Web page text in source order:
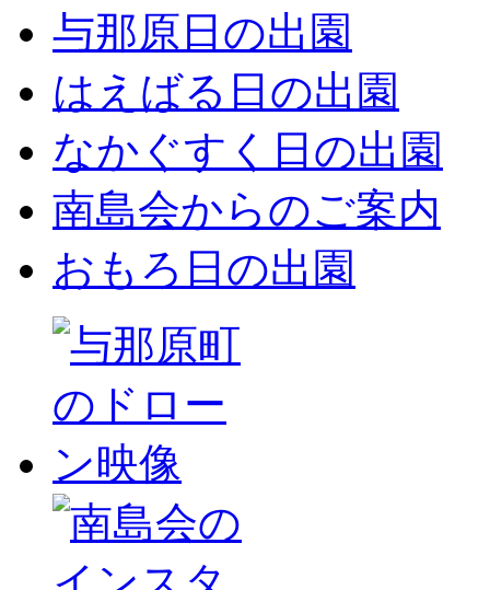
与那原日の出園
はえばる日の出園
なかぐすく日の出園
南島会からのご案内
おもろ日の出園